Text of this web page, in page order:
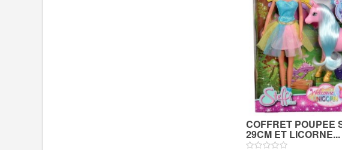
COFFRET POUPEE
29CM ET LICORNE...